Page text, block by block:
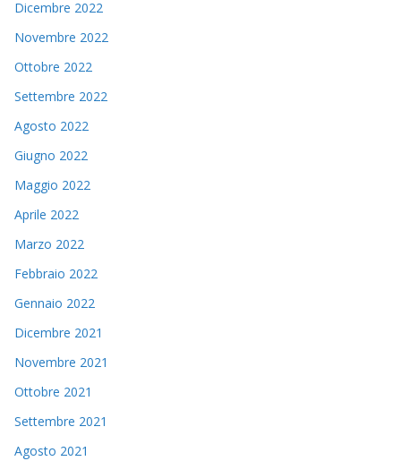
Dicembre 2022
Novembre 2022
Ottobre 2022
Settembre 2022
Agosto 2022
Giugno 2022
Maggio 2022
Aprile 2022
Marzo 2022
Febbraio 2022
Gennaio 2022
Dicembre 2021
Novembre 2021
Ottobre 2021
Settembre 2021
Agosto 2021